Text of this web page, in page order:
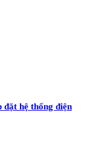
hệ thống điện